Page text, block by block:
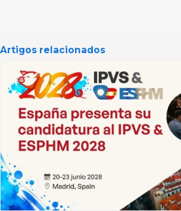
Artigos relacionados